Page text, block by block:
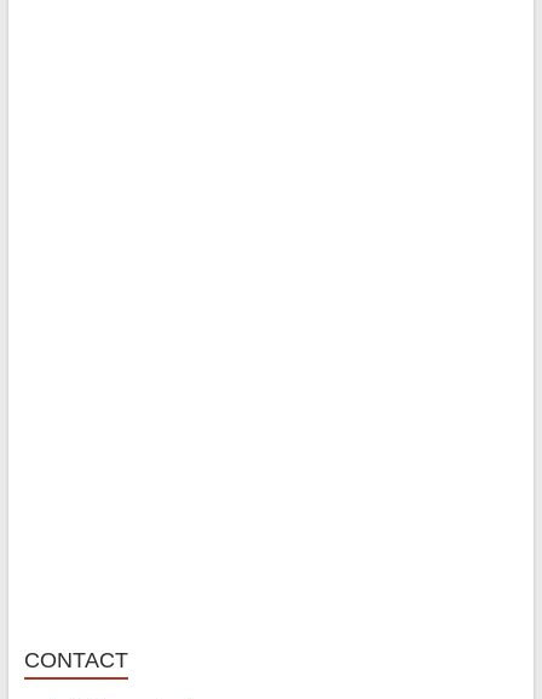
CONTACT